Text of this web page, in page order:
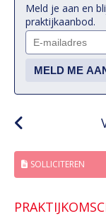
Meld je aan en
praktijkaanbod.
SOLLICITEREN